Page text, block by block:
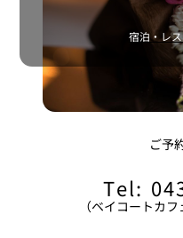
宿泊・レ
ご予
Tel:
（ベイコートカ